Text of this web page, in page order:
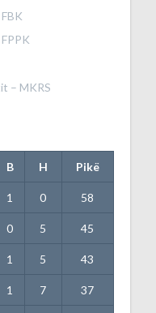
– MKRS
B H Pikë
1 0 58
0 5 45
1 5 43
1 7 37